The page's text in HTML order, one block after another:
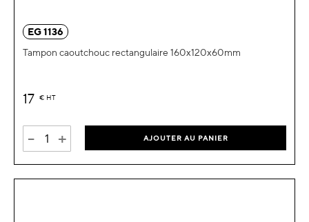
EG 1136
Tampon caoutchouc rectangulaire 160x120x60mm
17 € HT
- + AJOUTER AU PANIER